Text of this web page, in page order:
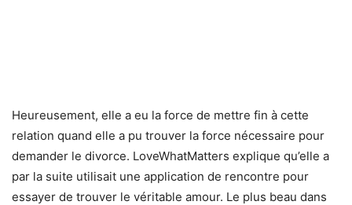
Heureusement, elle a eu la force de mettre fin à cette
relation quand elle a pu trouver la force nécessaire pour
demander le divorce. LoveWhatMatters explique qu’elle a
par la suite utilisait une application de rencontre pour
essayer de trouver le véritable amour. Le plus beau dans